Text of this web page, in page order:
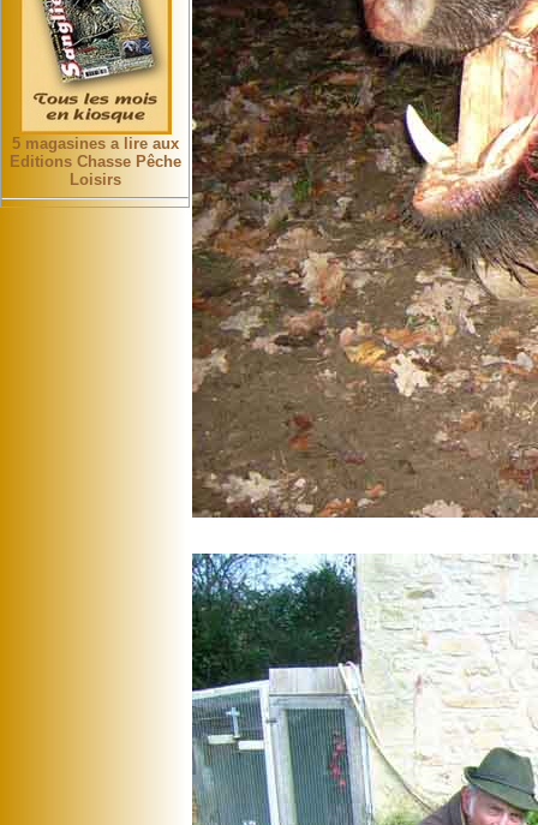
5 magasines a lire aux
Editions Chasse Pêche
Loisirs